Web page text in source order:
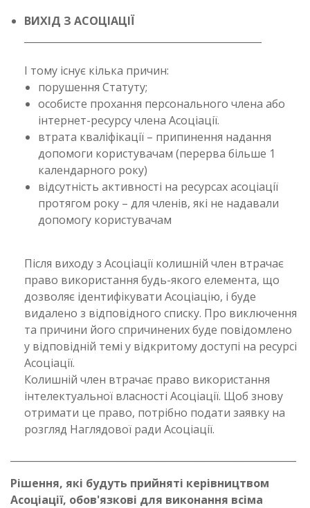
ВИХІД З АСОЦІАЦІЇ
І тому існує кілька причин:
порушення Статуту;
особисте прохання персонального члена або
інтернет-ресурсу члена Асоціації.
втрата кваліфікації – припинення надання
допомоги користувачам (перерва більше 1
календарного року)
відсутність активності на ресурсах асоціації
протягом року – для членів, які не надавали
допомогу користувачам
Після виходу з Асоціації колишній член втрачає
право використання будь-якого елемента, що
дозволяє ідентифікувати Асоціацію, і буде
видалено з відповідного списку. Про виключення
та причини його спричинених буде повідомлено
у відповідній темі у відкритому доступі на ресурсі
Асоціації.
Колишній член втрачає право використання
інтелектуальної власності Асоціації. Щоб знову
отримати це право, потрібно подати заявку на
розгляд Наглядової ради Асоціації.
Рішення, які будуть прийняті керівництвом
Асоціації, обов'язкові для виконання всіма